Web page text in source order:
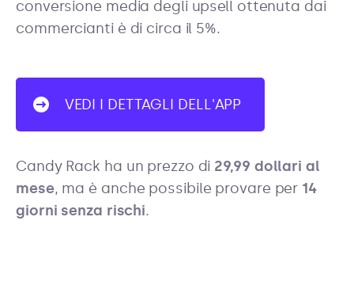
conversione media degli upsell ottenuta dai
commercianti è di circa il 5%.
VEDI I DETTAGLI DELL'APP
Candy Rack ha un prezzo di 29,99 dollari al
mese, ma è anche possibile provare per 14
giorni senza rischi.